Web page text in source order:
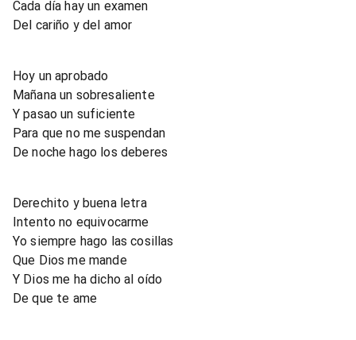
Cada día hay un examen
Del cariño y del amor
Hoy un aprobado
Mañana un sobresaliente
Y pasao un suficiente
Para que no me suspendan
De noche hago los deberes
Derechito y buena letra
Intento no equivocarme
Yo siempre hago las cosillas
Que Dios me mande
Y Dios me ha dicho al oído
De que te ame